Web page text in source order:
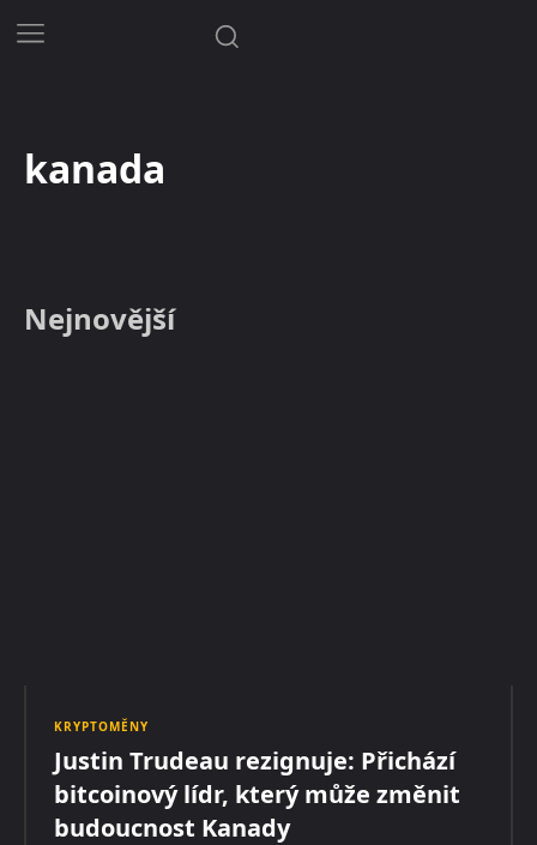
kanada
Nejnovější
KRYPTOMĚNY
Justin Trudeau rezignuje: Přichází
bitcoinový lídr, který může změnit
budoucnost Kanady